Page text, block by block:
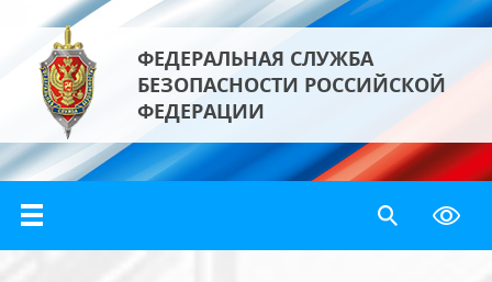
ФЕДЕРАЛЬНАЯ СЛУЖБА
БЕЗОПАСНОСТИ РОССИЙСКОЙ
ФЕДЕРАЦИИ